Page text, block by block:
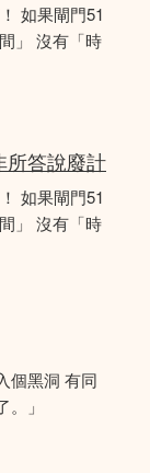
如果閘門51
」 沒有「時
所答說廢計
如果閘門51
」 沒有「時
個黑洞 有同
」